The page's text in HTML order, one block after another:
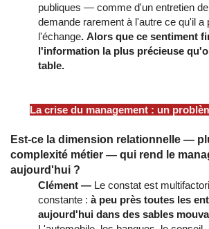
publiques — comme d'un entretien
demande rarement à l'autre ce qu'il a
l'échange. Alors que ce sentiment
l'information la plus précieuse
table.
La crise du management : un
Est-ce la dimension relationnelle —
complexité métier — qui rend le
aujourd'hui ?
Clément — Le constat est
constante : à peu près toutes les
aujourd'hui dans des sables